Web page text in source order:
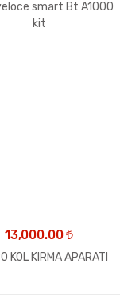
smart Bt A1000
kit
13,000.00₺
KOL KIRMA APARATI